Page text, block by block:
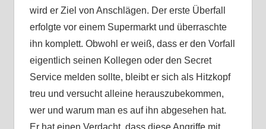
wird er Ziel von Anschlägen. Der erste Überfall
erfolgte vor einem Supermarkt und überraschte
ihn komplett. Obwohl er weiß, dass er den Vorfall
eigentlich seinen Kollegen oder den Secret
Service melden sollte, bleibt er sich als Hitzkopf
treu und versucht alleine herauszubekommen,
wer und warum man es auf ihn abgesehen hat.